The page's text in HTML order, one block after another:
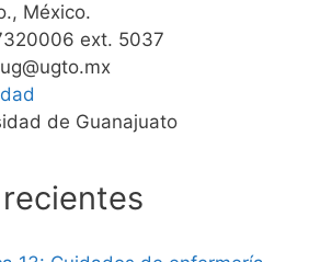
México.
ext. 5037
de Guanajuato